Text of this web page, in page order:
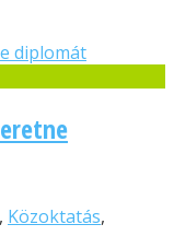
, Közoktatás,